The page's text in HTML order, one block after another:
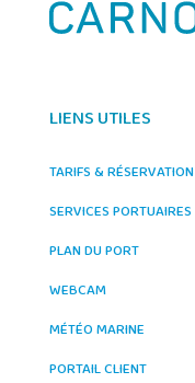
LIENS UTILES
TARIFS & RÉSERVATION
SERVICES PORTUAIRES
PLAN DU PORT
WEBCAM
MÉTÉO MARINE
PORTAIL CLIENT